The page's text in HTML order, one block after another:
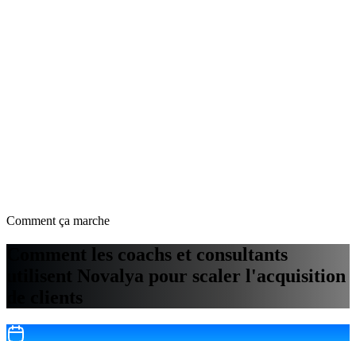
Comment ça marche
Comment les coachs et consultants
utilisent Novalya pour scaler l'acquisition
de clients